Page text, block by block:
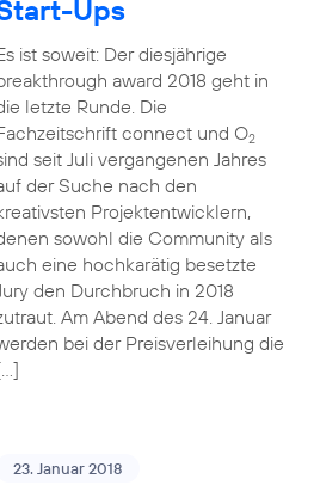
Ups
ist soweit: Der diesjährige
award 2018 geht in
letzte Runde. Die
connect und O2
seit Juli vergangenen Jahres
der Suche nach den
Projektentwicklern,
sowohl die Community als
eine hochkarätig besetzte
den Durchbruch in 2018
Am Abend des 24. Januar
bei der Preisverleihung die
23. Januar 2018